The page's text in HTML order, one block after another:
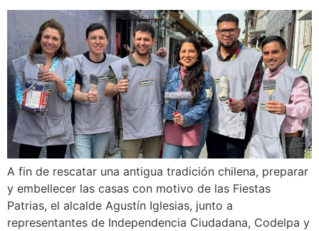
A fin de rescatar una antigua tradición chilena, preparar
y embellecer las casas con motivo de las Fiestas
Patrias, el alcalde Agustín Iglesias, junto a
representantes de Independencia Ciudadana, Codelpa y